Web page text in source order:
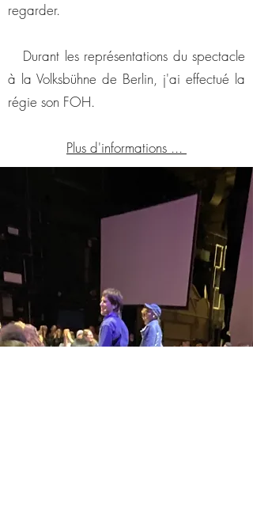
regarder.
Durant les représentations du spectacle
à la Volksbühne de Berlin, j'ai effectué la
régie son FOH.
Plus d'informations ...